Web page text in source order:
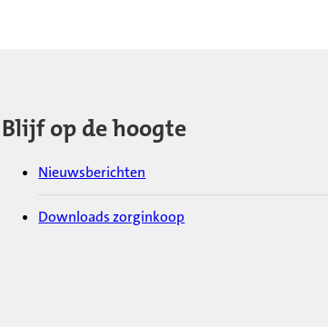
Blijf op de hoogte
Nieuwsberichten
Downloads zorginkoop